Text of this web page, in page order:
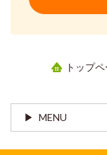
トップ
MENU